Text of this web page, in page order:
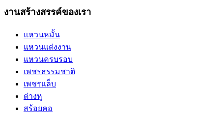
งานสร้างสรรค์ของเรา
แหวนหมั้น
แหวนแต่งงาน
แหวนครบรอบ
เพชรธรรมชาติ
เพชรแล็บ
ต่างหู
สร้อยคอ